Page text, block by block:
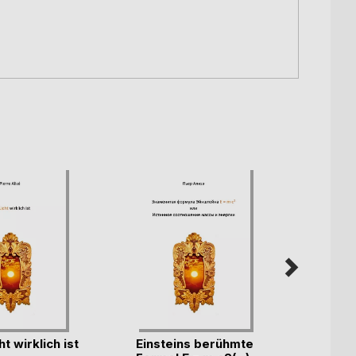
wirklich ist
Einsteins berühmte